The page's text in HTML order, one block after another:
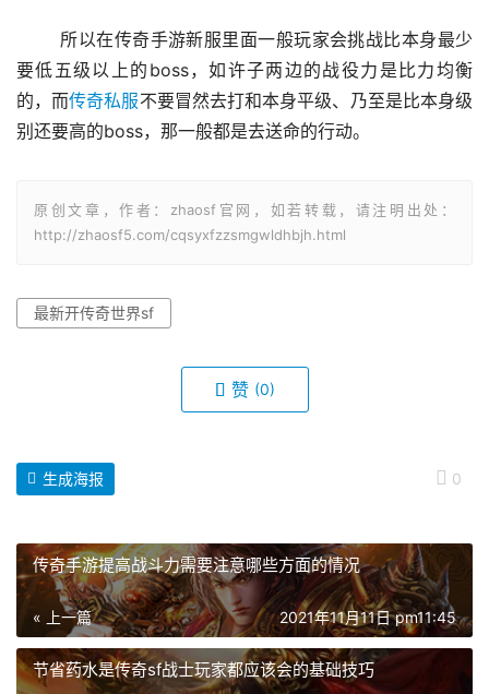
要低五级以上的boss，如许子两边的战役力是比力均衡
的，而传奇私服不要冒然去打和本身平级、乃至是比本身级
别还要高的boss，那一般都是去送命的行动。
原创文章，作者：zhaosf官网，如若转载，请注明出处：
http://zhaosf5.com/cqsyxfzzsmgwldhbjh.html
最新开传奇世界sf
赞 (0)
0
生成海报
传奇手游提高战斗力需要注意哪些方面的情况
« 上一篇 2021年11月11日 pm11:45
节省药水是传奇sf战士玩家都应该会的基础技巧